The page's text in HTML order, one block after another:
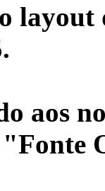
aos